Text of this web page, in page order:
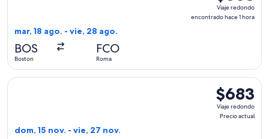
Viaje
redondo,
Viaje redondo
encontrado hace 1 hora
mar, 18 ago. - vie, 28 ago.
BOS
Boston
FCO
Roma
$683
Viaje
redondo,
$683
Viaje redondo
Precio actual
dom, 15 nov. - vie, 27 nov.
Seleccionar vuelo de Air Canada, con salida el dom, 15